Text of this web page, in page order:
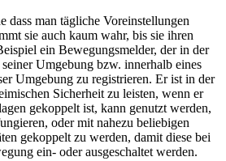
dass man tägliche Voreinstellungen
sie auch kaum wahr, bis sie ihren
ein Bewegungsmelder, der in der
Umgebung bzw. innerhalb eines
Umgebung zu registrieren. Er ist in der
Sicherheit zu leisten, wenn er
gekoppelt ist, kann genutzt werden,
oder mit nahezu beliebigen
gekoppelt zu werden, damit diese bei
ein- oder ausgeschaltet werden.